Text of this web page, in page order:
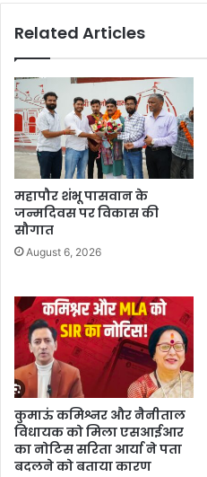
Related Articles
महापौर शंभू पासवान के
जन्मदिवस पर विकास की
सौगात
August 6, 2026
कुमाऊं कमिश्नर और नैनीताल
विधायक को मिला एसआईआर
का नोटिस सरिता आर्या ने पता
बदलने को बताया कारण